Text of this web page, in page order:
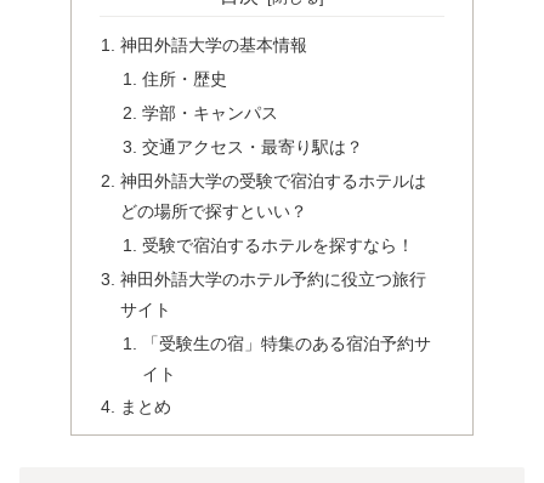
神田外語大学の基本情報
住所・歴史
学部・キャンパス
交通アクセス・最寄り駅は？
神田外語大学の受験で宿泊するホテルは
どの場所で探すといい？
受験で宿泊するホテルを探すなら！
神田外語大学のホテル予約に役立つ旅行
サイト
「受験生の宿」特集のある宿泊予約サ
イト
まとめ